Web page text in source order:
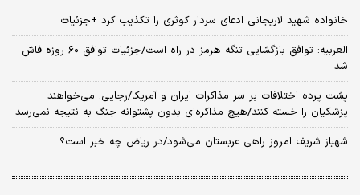
خانواده شهید لاریجانی ادعای سردار کوثری را تکذیب کرد +جزئیات
العربیه: توافق بازگشایی تنگه هرمز در راه است/جزئیات توافق ۶۰ روزه فاش
شد
پشت پرده اختلافات بر سر مذاکرات ایران و آمریکا/رجایی: می‌خواهند
پزشکیان را خسته کنند/هیچ مذاکره‌ای بدون پشتوانه جنگ به نتیجه نمی‌رسد
شهباز شریف امروز راهی عربستان می‌شود/در ریاض چه خبر است؟